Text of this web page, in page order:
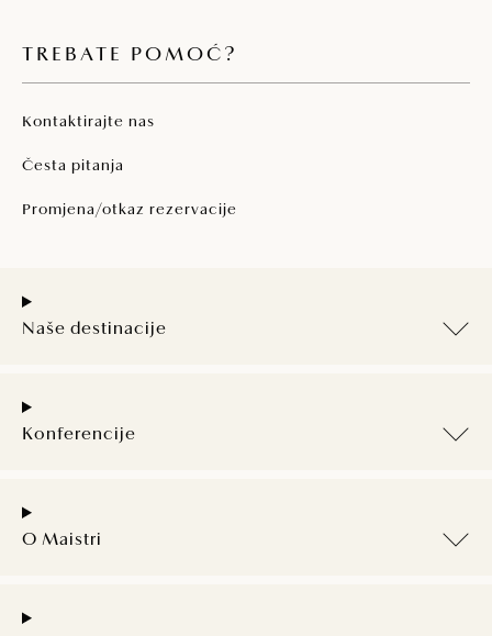
TREBATE POMOĆ?
Kontaktirajte nas
Česta pitanja
Promjena/otkaz rezervacije
Naše destinacije
Konferencije
O Maistri